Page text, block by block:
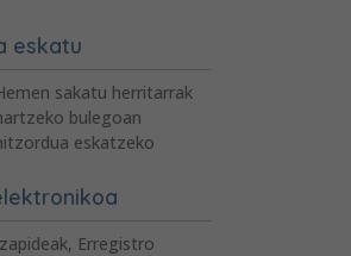
eskatu
sakatu herritarrak
bulegoan
eskatzeko
Erregistro